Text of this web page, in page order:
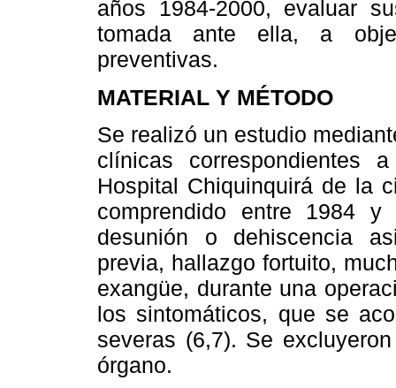
años 1984-2000, evaluar
tomada ante ella, a
preventivas.
MATERIAL Y MÉTODO
Se realizó un estudio
clínicas correspondientes
Hospital Chiquinquirá de la
comprendido entre 1984
desunión o dehiscencia
previa, hallazgo fortuito,
exangüe, durante una
los sintomáticos, que se
severas (6,7). Se
órgano.